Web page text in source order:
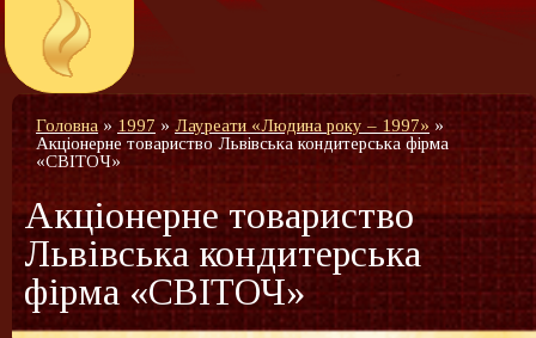
Головна » 1997 » Лауреати «Людина року – 1997» »
Акціонерне товариство Львівська кондитерська фірма
«СВІТОЧ»
Акціонерне товариство
Львівська кондитерська
фірма «СВІТОЧ»